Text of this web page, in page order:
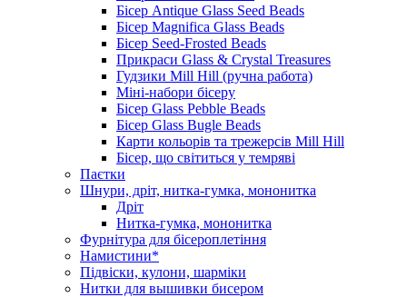
Бісер Antique Glass Seed Beads
Бісер Magnifica Glass Beads
Бісер Seed-Frosted Beads
Прикраси Glass & Crystal Treasures
Гудзики Mill Hill (ручна работа)
Міні-набори бісеру
Бісер Glass Pebble Beads
Бісер Glass Bugle Beads
Карти кольорів та трежерсів Mill Hill
Бісер, що світиться у темряві
Паєтки
Шнури, дріт, нитка-гумка, мононитка
Дріт
Нитка-гумка, мононитка
Фурнітура для бісероплетіння
Намистини*
Підвіски, кулони, шарміки
Нитки для вышивки бисером